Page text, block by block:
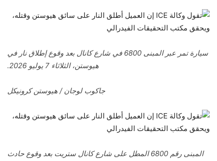
سيارة تمر عبر المبنى 6800 في شارع كانال بعد وقوع إطلاق نار في
هيوستن، الثلاثاء 7 يوليو 2026.
جاكوب لوجان / هيوستن كرونيكل
المبنى رقم 6800 المطل على شارع كانال ستريت بعد وقوع حادث